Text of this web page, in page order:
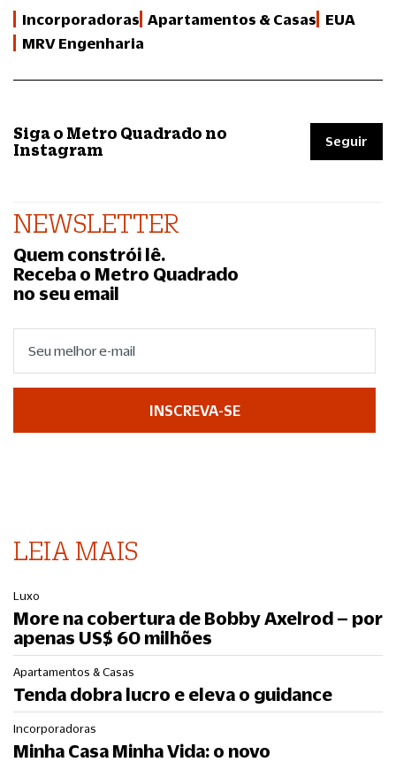
Incorporadoras Apartamentos & Casas
EUA
MRV Engenharia
Siga o Metro Quadrado no
Instagram
Seguir
NEWSLETTER
Quem constrói lê.
Receba o Metro Quadrado
no seu email
INSCREVA-SE
LEIA MAIS
Luxo
More na cobertura de Bobby Axelrod – por
apenas US$ 60 milhões
Apartamentos & Casas
Tenda dobra lucro e eleva o guidance
Incorporadoras
Minha Casa Minha Vida: o novo